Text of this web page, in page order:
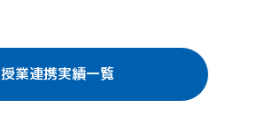
授業連携実績一覧